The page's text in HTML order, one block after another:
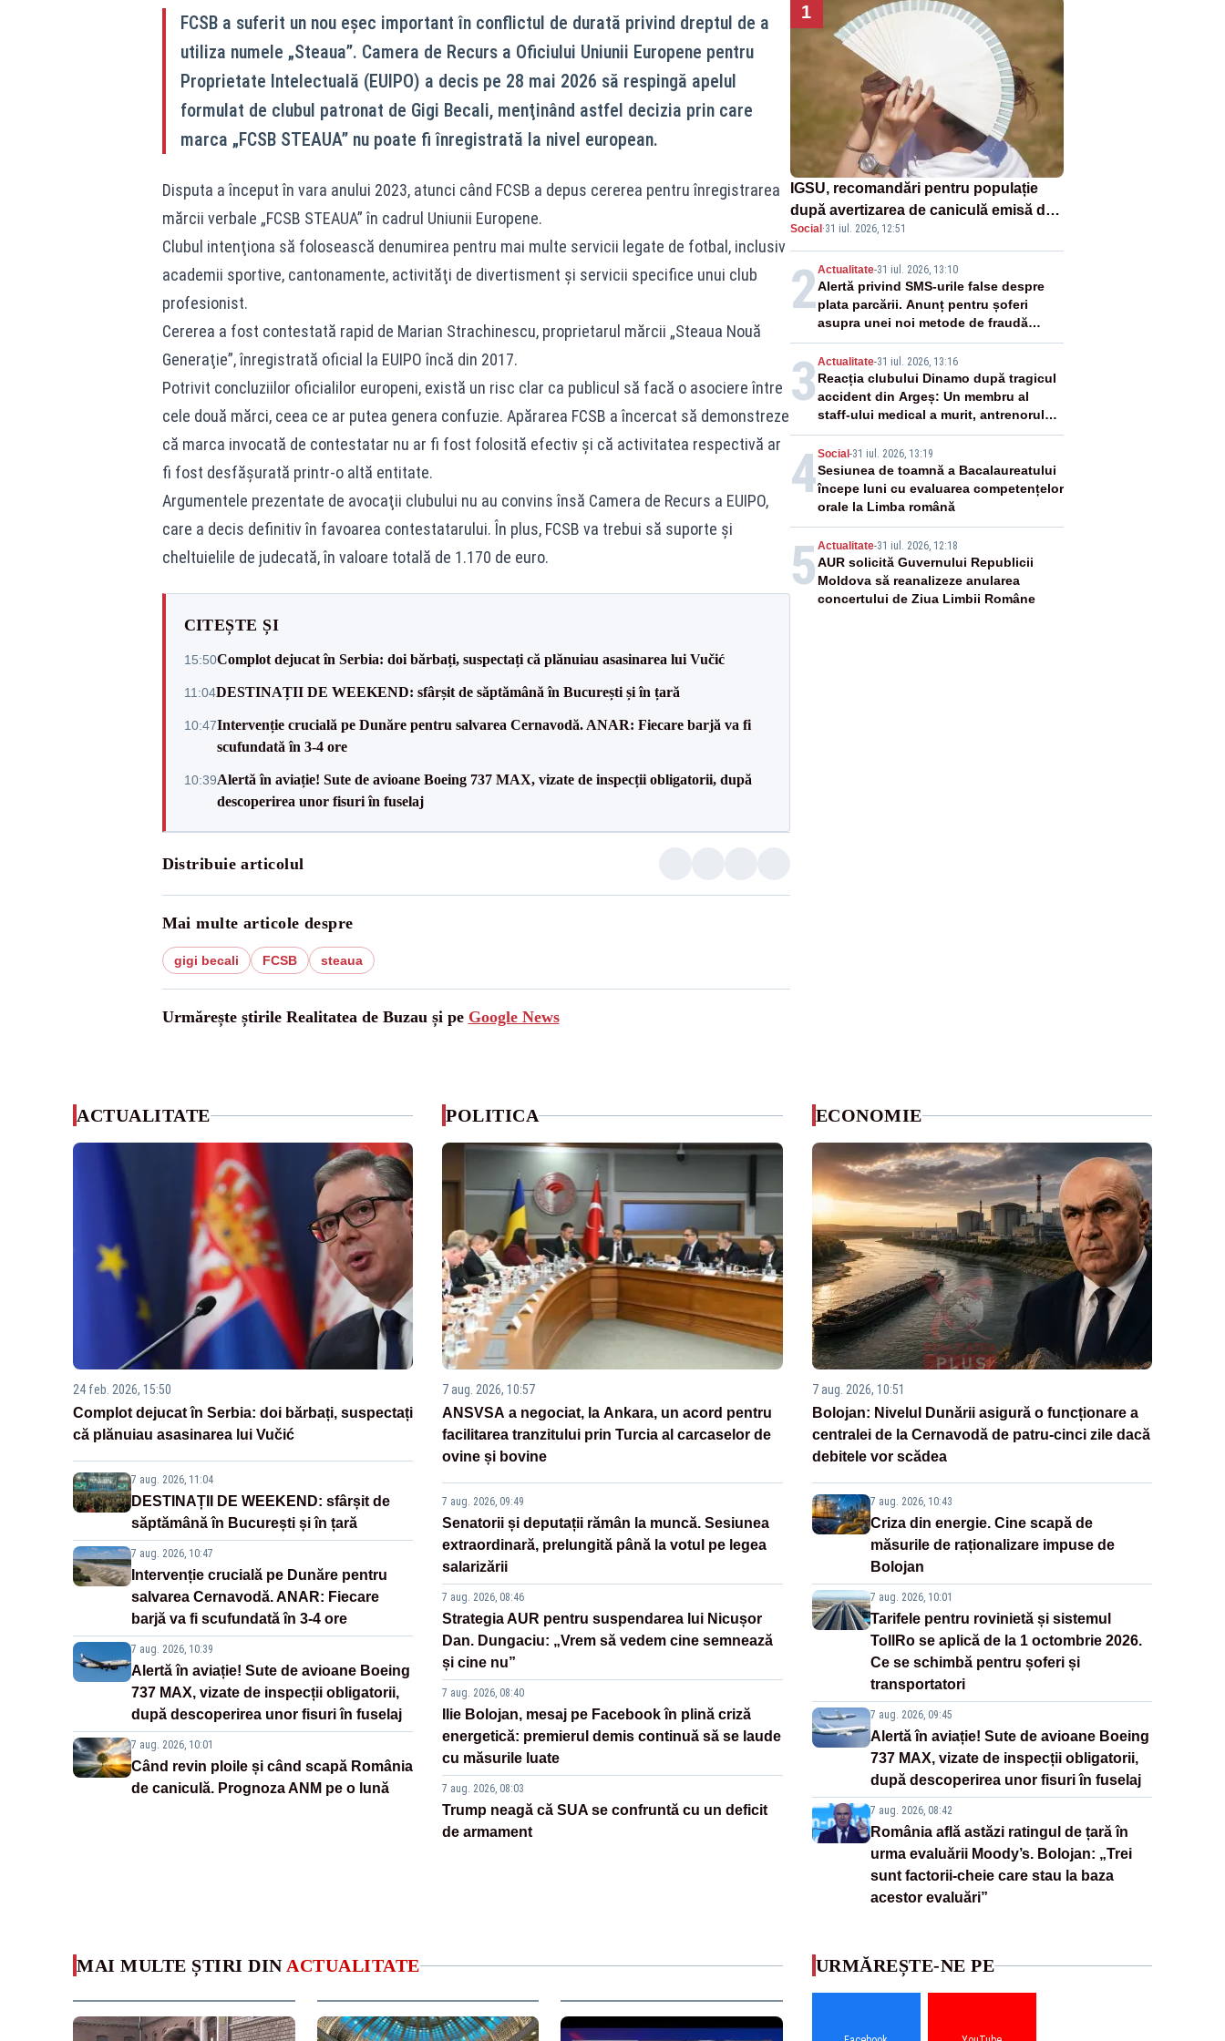
FCSB a suferit un nou eşec important în conflictul de durată privind dreptul de a
utiliza numele „Steaua”. Camera de Recurs a Oficiului Uniunii Europene pentru
Proprietate Intelectuală (EUIPO) a decis pe 28 mai 2026 să respingă apelul
formulat de clubul patronat de Gigi Becali, menţinând astfel decizia prin care
marca „FCSB STEAUA” nu poate fi înregistrată la nivel european.
Disputa a început în vara anului 2023, atunci când FCSB a depus cererea pentru înregistrarea
mărcii verbale „FCSB STEAUA” în cadrul Uniunii Europene.
Clubul intenţiona să folosească denumirea pentru mai multe servicii legate de fotbal, inclusiv
academii sportive, cantonamente, activităţi de divertisment şi servicii specifice unui club
profesionist.
Cererea a fost contestată rapid de Marian Strachinescu, proprietarul mărcii „Steaua Nouă
Generaţie”, înregistrată oficial la EUIPO încă din 2017.
Potrivit concluziilor oficialilor europeni, există un risc clar ca publicul să facă o asociere între
cele două mărci, ceea ce ar putea genera confuzie. Apărarea FCSB a încercat să demonstreze
că marca invocată de contestatar nu ar fi fost folosită efectiv şi că activitatea respectivă ar
fi fost desfăşurată printr-o altă entitate.
Argumentele prezentate de avocaţii clubului nu au convins însă Camera de Recurs a EUIPO,
care a decis definitiv în favoarea contestatarului. În plus, FCSB va trebui să suporte şi
cheltuielile de judecată, în valoare totală de 1.170 de euro.
CITEȘTE ȘI
15:50Complot dejucat în Serbia: doi bărbați, suspectați că plănuiau asasinarea lui Vučić
11:04DESTINAȚII DE WEEKEND: sfârșit de săptămână în București și în țară
10:47Intervenție crucială pe Dunăre pentru salvarea Cernavodă. ANAR: Fiecare barjă va fi
scufundată în 3-4 ore
10:39Alertă în aviație! Sute de avioane Boeing 737 MAX, vizate de inspecții obligatorii, după
descoperirea unor fisuri în fuselaj
Distribuie articolul
Mai multe articole despre
gigi becali FCSB steaua
Urmărește știrile Realitatea de Buzau și pe Google News
1
IGSU, recomandări pentru populație
după avertizarea de caniculă emisă de
meteorologi
Social ·31 iul. 2026, 12:51
2Actualitate-31 iul. 2026, 13:10
Alertă privind SMS-urile false despre
plata parcării. Anunț pentru șoferi
asupra unei noi metode de fraudă
online
3 Actualitate-31 iul. 2026, 13:16
Reacția clubului Dinamo după tragicul
accident din Argeș: Un membru al
staff-ului medical a murit, antrenorul
Adrian Ropotan este în spital
4Social -31 iul. 2026, 13:19
Sesiunea de toamnă a Bacalaureatului
începe luni cu evaluarea competențelor
orale la Limba română
5 Actualitate-31 iul. 2026, 12:18
AUR solicită Guvernului Republicii
Moldova să reanalizeze anularea
concertului de Ziua Limbii Române
ACTUALITATE
24 feb. 2026, 15:50
Complot dejucat în Serbia: doi bărbați, suspectați
că plănuiau asasinarea lui Vučić
7 aug. 2026, 11:04
DESTINAȚII DE WEEKEND: sfârșit de
săptămână în București și în țară
7 aug. 2026, 10:47
Intervenție crucială pe Dunăre pentru
salvarea Cernavodă. ANAR: Fiecare
barjă va fi scufundată în 3-4 ore
7 aug. 2026, 10:39
Alertă în aviație! Sute de avioane Boeing
737 MAX, vizate de inspecții obligatorii,
după descoperirea unor fisuri în fuselaj
7 aug. 2026, 10:01
Când revin ploile și când scapă România
de caniculă. Prognoza ANM pe o lună
POLITICA
7 aug. 2026, 10:57
ANSVSA a negociat, la Ankara, un acord pentru
facilitarea tranzitului prin Turcia al carcaselor de
ovine și bovine
7 aug. 2026, 09:49
Senatorii și deputații rămân la muncă. Sesiunea
extraordinară, prelungită până la votul pe legea
salarizării
7 aug. 2026, 08:46
Strategia AUR pentru suspendarea lui Nicușor
Dan. Dungaciu: „Vrem să vedem cine semnează
și cine nu”
7 aug. 2026, 08:40
Ilie Bolojan, mesaj pe Facebook în plină criză
energetică: premierul demis continuă să se laude
cu măsurile luate
7 aug. 2026, 08:03
Trump neagă că SUA se confruntă cu un deficit
de armament
ECONOMIE
7 aug. 2026, 10:51
Bolojan: Nivelul Dunării asigură o funcționare a
centralei de la Cernavodă de patru-cinci zile dacă
debitele vor scădea
7 aug. 2026, 10:43
Criza din energie. Cine scapă de
măsurile de raționalizare impuse de
Bolojan
7 aug. 2026, 10:01
Tarifele pentru rovinietă și sistemul
TollRo se aplică de la 1 octombrie 2026.
Ce se schimbă pentru șoferi și
transportatori
7 aug. 2026, 09:45
Alertă în aviație! Sute de avioane Boeing
737 MAX, vizate de inspecții obligatorii,
după descoperirea unor fisuri în fuselaj
7 aug. 2026, 08:42
România află astăzi ratingul de țară în
urma evaluării Moody’s. Bolojan: „Trei
sunt factorii-cheie care stau la baza
acestor evaluări”
MAI MULTE ȘTIRI DIN ACTUALITATE URMĂREȘTE-NE PE